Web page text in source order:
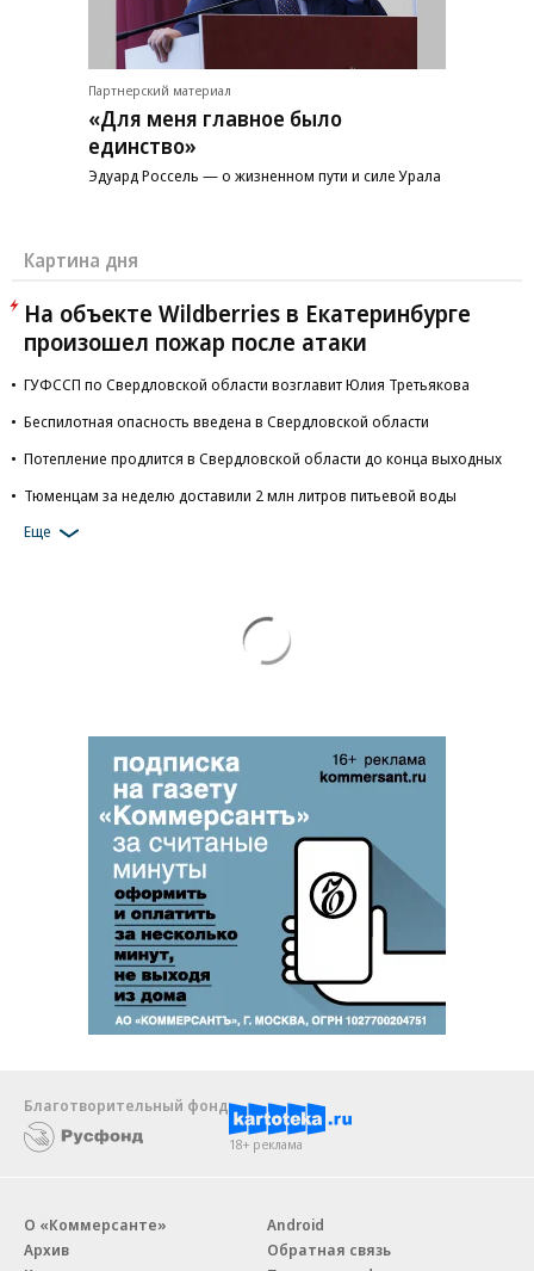
Партнерский материал
«Для меня главное было
единство»
Эдуард Россель — о жизненном пути и силе Урала
Картина дня
На объекте Wildberries в Екатеринбурге
произошел пожар после атаки
ГУФССП по Свердловской области возглавит Юлия Третьякова
Беспилотная опасность введена в Свердловской области
Потепление продлится в Свердловской области до конца выходных
Тюменцам за неделю доставили 2 млн литров питьевой воды
Еще
Благотворительный фонд
18+ реклама
О «Коммерсанте»
Архив
Android
Обратная связь